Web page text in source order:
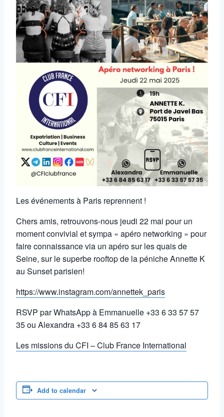
Les événements à Paris reprennent !
Chers amis, retrouvons-nous jeudi 22 mai pour un
moment convivial et sympa « apéro networking » pour
faire connaissance via un apéro sur les quais de
Seine, sur le superbe rooftop de la péniche Annette K
au Sunset parisien!
https://www.instagram.com/annettek_paris
RSVP par WhatsApp à Emmanuelle +33 6 33 57 57
35 ou Alexandra +33 6 84 85 63 17
Les missions du CFI – Club France International
Add to calendar